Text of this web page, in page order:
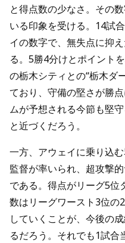
と得点数の少なさ。その
いる印象を受ける。14試
イの数字で、無失点に抑
る。5勝4分けとポイント
の栃木シティとの“栃木ダ
ており、守備の堅さが勝
ムが予想される今節も堅
と近づくだろう。
一方、アウェイに乗り込
監督が率いられ、超攻撃
である。得点がリーグ5位
数はリーグワースト3位の
していくことが、今後の
るだろう。それでも1試合